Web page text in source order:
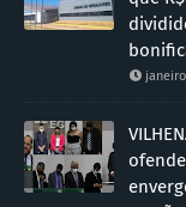
janeiro